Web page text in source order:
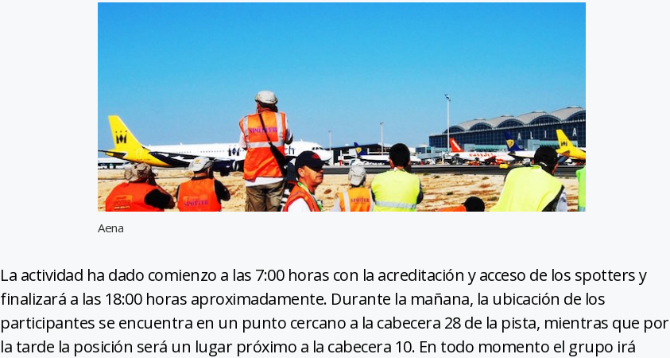
Aena
La actividad ha dado comienzo a las 7:00 horas con la acreditación y acceso de los spotters y
finalizará a las 18:00 horas aproximadamente. Durante la mañana, la ubicación de los
participantes se encuentra en un punto cercano a la cabecera 28 de la pista, mientras que por
la tarde la posición será un lugar próximo a la cabecera 10. En todo momento el grupo irá